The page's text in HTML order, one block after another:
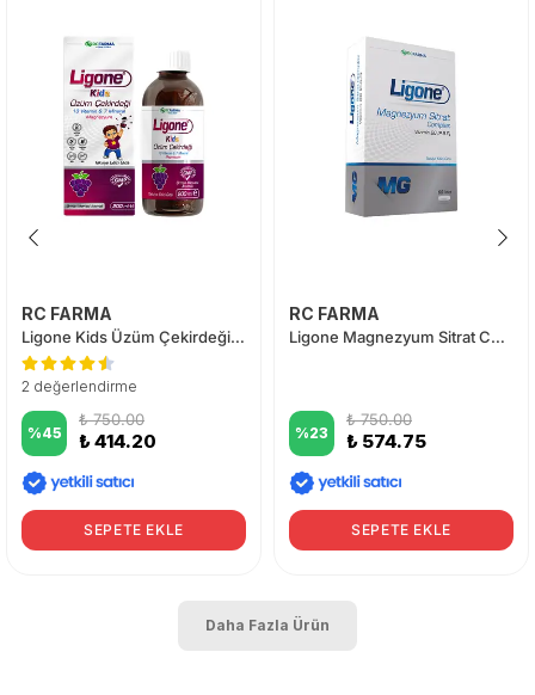
RC FARMA
Ligone Kids Üzüm Çekirdeği Şurup 200 ml
2 değerlendirme
%45
₺ 750.00
₺ 414.20
SEPETE EKLE
RC FARMA
Ligone Magnezyum Sitrat Complex 60 Tablet
%23
₺ 750.00
₺ 574.75
SEPETE EKLE
Daha Fazla Ürün